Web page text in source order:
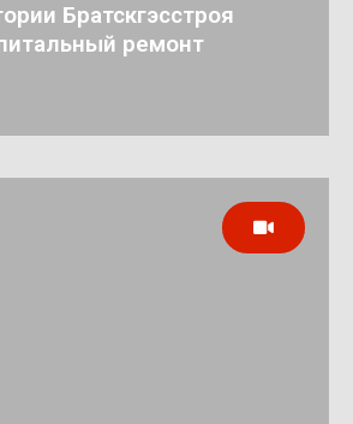
Братскгэсстроя
ремонт